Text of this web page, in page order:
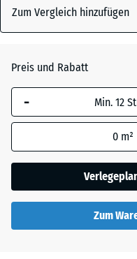
+ € 0,50
540
Die gewählte, blau
umrandete
Abmessung wird
Produktdaten nicht
anders angegeben)
für die
Bedarfsberechnung
Zum Vergleich hinzufügen
Preis und Rabatt
-
0 m²
Zum